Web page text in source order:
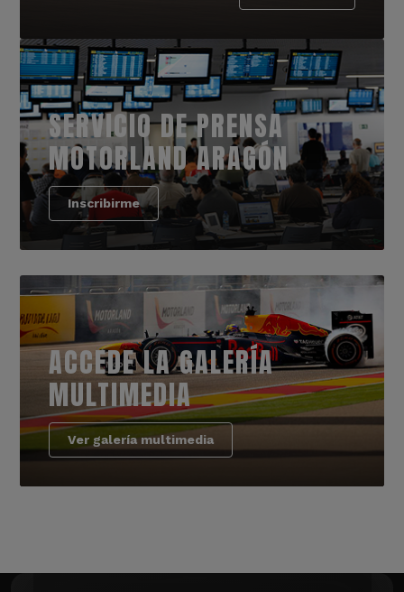
SERVICIO DE PRENSA
MOTORLAND ARAGÓN
Inscribirme
ACCEDE LA GALERÍA
MULTIMEDIA
Ver galería multimedia